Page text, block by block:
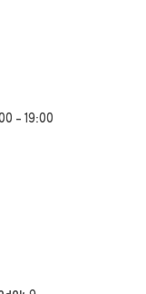
- 19:00